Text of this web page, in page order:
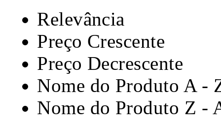
Relevância
Preço Crescente
Preço Decrescente
Nome do Produto A -
Nome do Produto Z -